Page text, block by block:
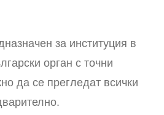
за институция в
орган с точни
да се прегледат всички